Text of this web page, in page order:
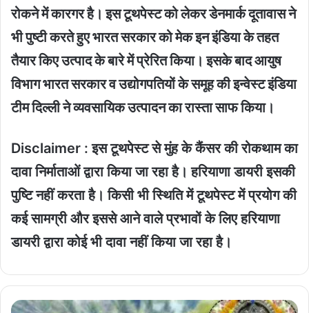
रोकने में कारगर है। इस टूथपेस्ट को लेकर डेनमार्क दूतावास ने
भी पुष्टी करते हुए भारत सरकार को मेक इन इंडिया के तहत
तैयार किए उत्पाद के बारे में प्रेरित किया। इसके बाद आयुष
विभाग भारत सरकार व उद्योगपतियों के समूह की इन्वेस्ट इंडिया
टीम दिल्ली ने व्यवसायिक उत्पादन का रास्ता साफ किया।
Disclaimer : इस टूथपेस्ट से मुंह के कैंसर की रोकथाम का
दावा निर्माताओं द्वारा किया जा रहा है। हरियाणा डायरी इसकी
पुष्टि नहीं करता है। किसी भी स्थिति में टूथपेस्ट में प्रयोग की
कई सामग्री और इससे आने वाले प्रभावों के लिए हरियाणा
डायरी द्वारा कोई भी दावा नहीं किया जा रहा है।
Railway